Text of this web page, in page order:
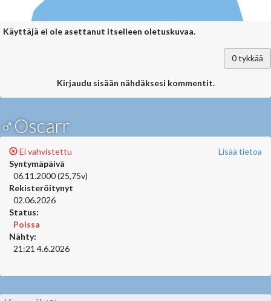
Käyttäjä ei ole asettanut itselleen oletuskuvaa.
0tykkää
Kirjaudu sisään nähdäksesi kommentit.
♂Oscarr
Lisää tietoa
Ei vahvistettu
Syntymäpäivä
06.11.2000 (25,75v)
Rekisteröitynyt
02.06.2026
Status:
Poissa
Nähty:
21:21 4.6.2026